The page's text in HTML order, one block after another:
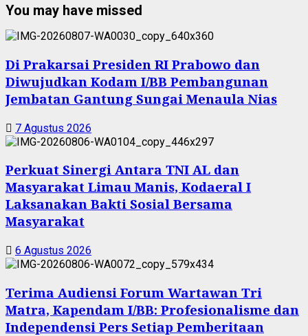
You may have missed
Di Prakarsai Presiden RI Prabowo dan
Diwujudkan Kodam I/BB Pembangunan
Jembatan Gantung Sungai Menaula Nias
7 Agustus 2026
Perkuat Sinergi Antara TNI AL dan
Masyarakat Limau Manis, Kodaeral I
Laksanakan Bakti Sosial Bersama
Masyarakat
6 Agustus 2026
Terima Audiensi Forum Wartawan Tri
Matra, Kapendam I/BB: Profesionalisme dan
Independensi Pers Setiap Pemberitaan